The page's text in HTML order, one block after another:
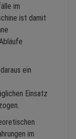
im
ist damit
ein
Einsatz
im